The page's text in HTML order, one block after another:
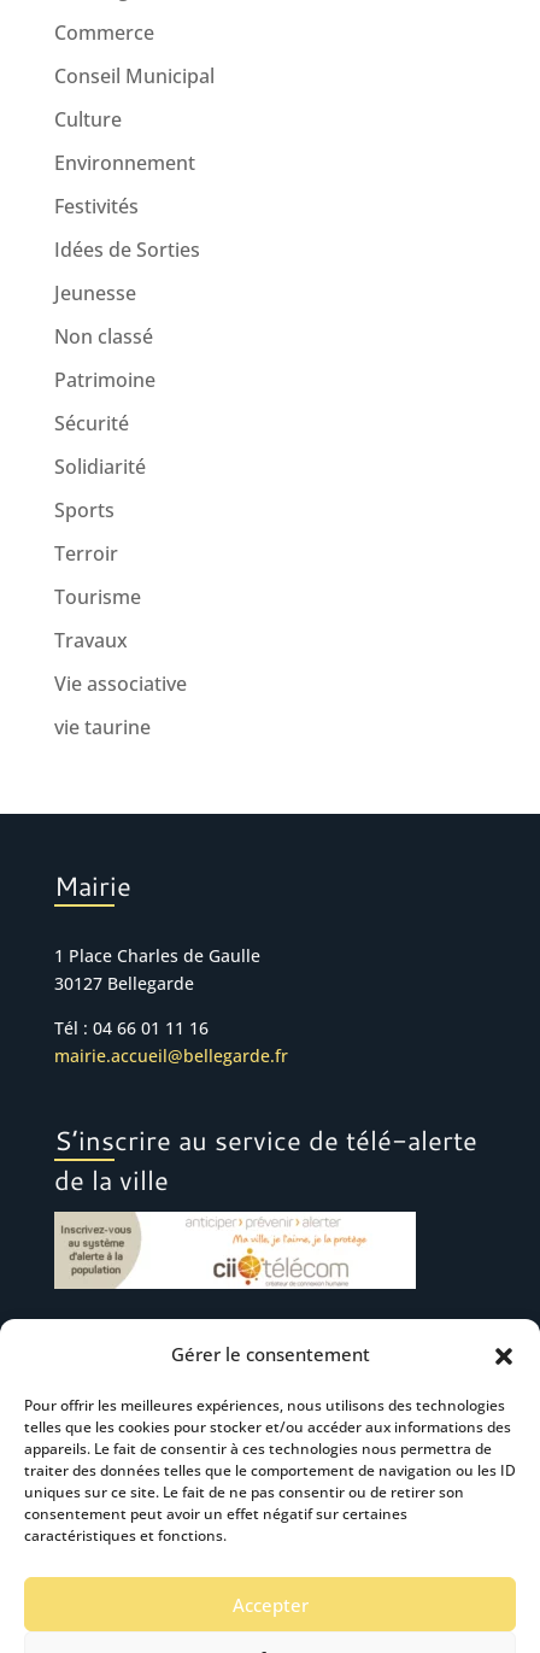
Gérer le consentement
Pour offrir les meilleures expériences, nous utilisons des technologies
telles que les cookies pour stocker et/ou accéder aux informations des
appareils. Le fait de consentir à ces technologies nous permettra de
traiter des données telles que le comportement de navigation ou les ID
uniques sur ce site. Le fait de ne pas consentir ou de retirer son
consentement peut avoir un effet négatif sur certaines
caractéristiques et fonctions.
Accepter
Commerce
Conseil Municipal
Culture
Environnement
Festivités
Idées de Sorties
Jeunesse
Non classé
Patrimoine
Sécurité
Solidiarité
Sports
Terroir
Tourisme
Travaux
Vie associative
vie taurine
Mairie
1 Place Charles de Gaulle
30127 Bellegarde
Tél : 04 66 01 11 16
mairie.accueil@bellegarde.fr
S’inscrire au service de télé-alerte
de la ville
Suivez-nous
S’abonner à la newsletter